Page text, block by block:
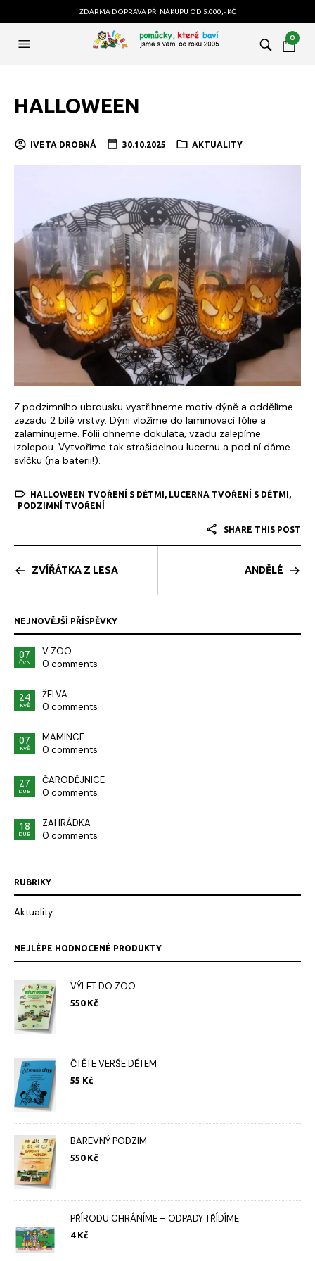
ZDARMA DOPRAVA PŘI NÁKUPU OD 5.000,- KČ
0
HALLOWEEN
IVETA DROBNÁ 30.10.2025 AKTUALITY
Z podzimního ubrousku vystřihneme motiv dýně a oddělíme
zezadu 2 bílé vrstvy. Dýni vložíme do laminovací fólie a
zalaminujeme. Fólii ohneme dokulata, vzadu zalepíme
izolepou. Vytvoříme tak strašidelnou lucernu a pod ní dáme
svíčku (na baterii!).
HALLOWEEN TVOŘENÍ S DĚTMI , LUCERNA TVOŘENÍ S DĚTMI ,
PODZIMNÍ TVOŘENÍ
SHARE THIS POST
ZVÍŘÁTKA Z LESA ANDĚLÉ
NEJNOVĚJŠÍ PŘÍSPĚVKY
07
ČVN
V ZOO
0 comments
24
KVĚ
ŽELVA
0 comments
07
KVĚ
MAMINCE
0 comments
27
DUB
ČARODĚJNICE
0 comments
18
DUB
ZAHRÁDKA
0 comments
RUBRIKY
Aktuality
NEJLÉPE HODNOCENÉ PRODUKTY
VÝLET DO ZOO
550 Kč
ČTĚTE VERŠE DĚTEM
55 Kč
BAREVNÝ PODZIM
550 Kč
PŘÍRODU CHRÁNÍME – ODPADY TŘÍDÍME
4 Kč